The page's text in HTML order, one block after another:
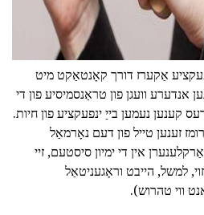
אַקערז דורך קאָנטאַקט מיט
וועגן פון טראַנסמיסיע פון די
קענען נעמען בייַ ינפעקציע פון חיות.
זענען טייל פון דעם נאָרמאַל
אין די ימיון סיסטעם, זיי
למשל, הייבט וראָגעניטאַל
ווי טהרוש).